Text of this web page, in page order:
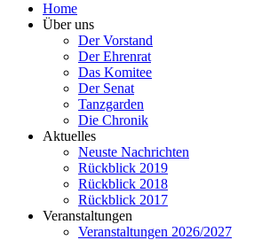
Home
Über uns
Der Vorstand
Der Ehrenrat
Das Komitee
Der Senat
Tanzgarden
Die Chronik
Aktuelles
Neuste Nachrichten
Rückblick 2019
Rückblick 2018
Rückblick 2017
Veranstaltungen
Veranstaltungen 2026/2027